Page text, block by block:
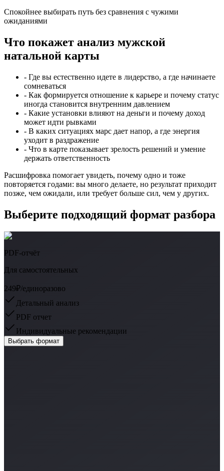
Спокойнее выбирать путь без сравнения с чужими
ожиданиями
Что покажет анализ мужской
натальной карты
- Где вы естественно идете в лидерство, а где начинаете
сомневаться
- Как формируется отношение к карьере и почему статус
иногда становится внутренним давлением
- Какие установки влияют на деньги и почему доход
может идти рывками
- В каких ситуациях марс дает напор, а где энергия
уходит в раздражение
- Что в карте показывает зрелость решений и умение
держать ответственность
Расшифровка помогает увидеть, почему одно и тоже
повторяется годами: вы много делаете, но результат приходит
позже, чем ожидали, или требует больше сил, чем у других.
Выберите подходящий формат разбора
PDF-отчёт
Для самостоятельных
249₽/единоразово
Детальный анализ
PDF отчет
Индивидуальные рекомендации
Выбрать формат